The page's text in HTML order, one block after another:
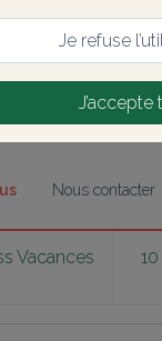
Je refuse
Nous contacter
Vacances